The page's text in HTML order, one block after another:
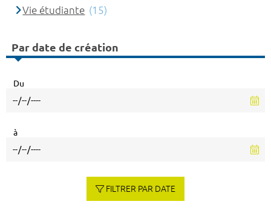
Vie étudiante (15)
Par date de création
Du
à
FILTRER PAR DATE